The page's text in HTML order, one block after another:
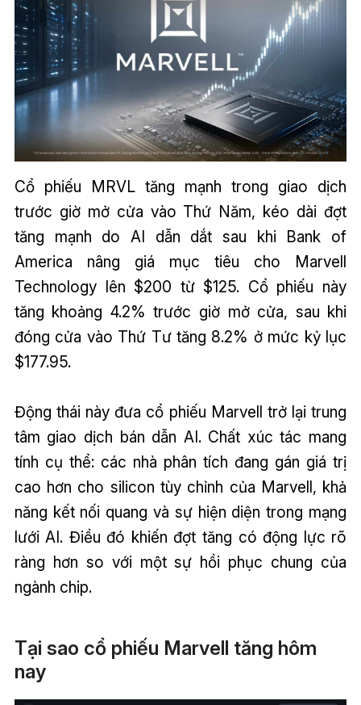
Cổ phiếu MRVLtăng mạnh trong giao dịch
trước giờ mở cửa vào Thứ Năm, kéo dài đợt
tăng mạnh do AI dẫn dắt sau khi Bank of
America nâng giá mục tiêu cho Marvell
Technology lên $200 từ $125. Cổ phiếu này
tăng khoảng 4.2% trước giờ mở cửa, sau khi
đóng cửa vào Thứ Tư tăng 8.2% ở mức kỷ lục
$177.95.
Động thái này đưa cổ phiếu Marvell trở lại trung
tâm giao dịch bán dẫn AI. Chất xúc tác mang
tính cụ thể: các nhà phân tích đang gán giá trị
cao hơn cho silicon tùy chỉnh của Marvell, khả
năng kết nối quang và sự hiện diện trong mạng
lưới AI. Điều đó khiến đợt tăng có động lực rõ
ràng hơn so với một sự hồi phục chung của
ngành chip.
Tại sao cổ phiếu Marvell tăng hôm
nay